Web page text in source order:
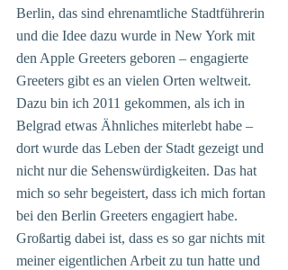
Berlin, das sind ehrenamtliche Stadtführerin
und die Idee dazu wurde in New York mit
den Apple Greeters geboren – engagierte
Greeters gibt es an vielen Orten weltweit.
Dazu bin ich 2011 gekommen, als ich in
Belgrad etwas Ähnliches miterlebt habe –
dort wurde das Leben der Stadt gezeigt und
nicht nur die Sehenswürdigkeiten. Das hat
mich so sehr begeistert, dass ich mich fortan
bei den Berlin Greeters engagiert habe.
Großartig dabei ist, dass es so gar nichts mit
meiner eigentlichen Arbeit zu tun hatte und